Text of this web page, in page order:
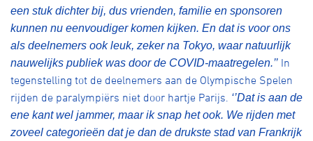
een stuk dichter bij, dus vrienden, familie en sponsoren
kunnen nu eenvoudiger komen kijken. En dat is voor ons
als deelnemers ook leuk, zeker na Tokyo, waar natuurlijk
nauwelijks publiek was door de COVID-maatregelen.’’ In
tegenstelling tot de deelnemers aan de Olympische Spelen
rijden de paralympiërs niet door hartje Parijs. ‘’Dat is aan de
ene kant wel jammer, maar ik snap het ook. We rijden met
zoveel categorieën dat je dan de drukste stad van Frankrijk